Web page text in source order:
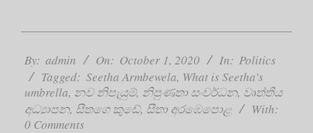
10-
01
By: admin On: October 1, 2020 In: Politics
Tagged: Seetha Armbewela, What is Seetha's
umbrella, නව නිපැයුම්, නිපුණතා සංවර්ධන, වෘත්තීය
අධ්‍යාපන, සීතගෙ කුඩේ, සීතා අරඹෙපොළ
With:
0 Comments